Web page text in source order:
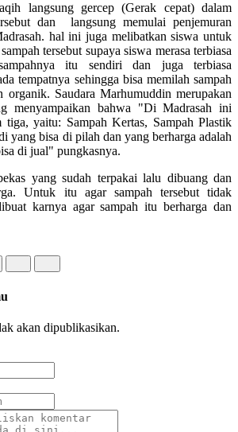
langsung gercep (Gerak cepat) dalam
dan langsung memulai penjemuran
hal ini juga melibatkan siswa untuk
tersebut supaya siswa merasa terbiasa
itu sendiri dan juga terbiasa
tempatnya sehingga bisa memilah sampah
organik. Saudara Marhumuddin merupakan
menyampaikan bahwa "Di Madrasah ini
tiga, yaitu: Sampah Kertas, Sampah Plastik
yang bisa di pilah dan yang berharga adalah
di jual" pungkasnya.
yang sudah terpakai lalu dibuang dan
Untuk itu agar sampah tersebut tidak
karnya agar sampah itu berharga dan
akan dipublikasikan.